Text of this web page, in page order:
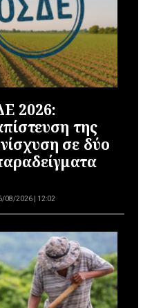
2026:
της
σε δύο
08/2026 | 12:02